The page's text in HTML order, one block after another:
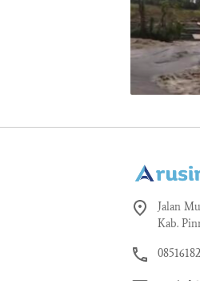
Jalan
Kab.